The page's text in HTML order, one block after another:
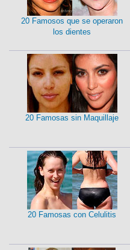
20 Famosos que se operaron
los dientes
20 Famosas sin Maquillaje
20 Famosas con Celulitis